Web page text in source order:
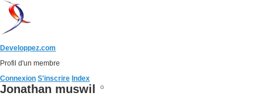
Developpez.com
Profil d'un membre
Connexion S'inscrire Index
Jonathan muswil